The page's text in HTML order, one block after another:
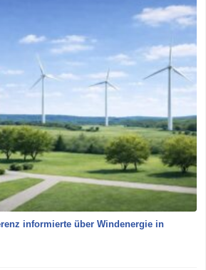
informierte über Windenergie in